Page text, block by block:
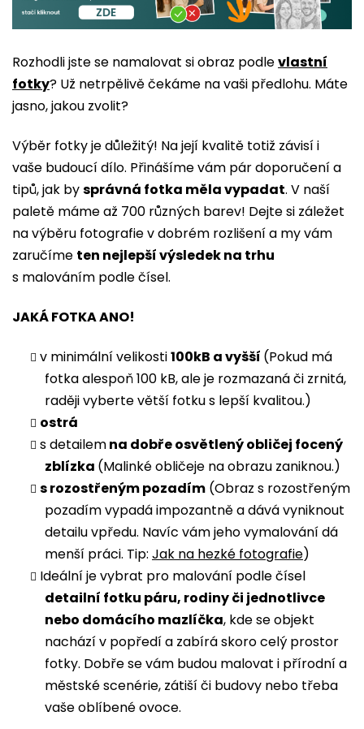
Rozhodli jste se namalovat si obraz podlevlastní
fotky? Už netrpělivě čekáme na vaši předlohu. Máte
jasno, jakou zvolit?
Výběr fotky je důležitý! Na její kvalitě totiž závisí i
vaše budoucí dílo. Přinášíme vám pár doporučení a
tipů, jak bysprávná fotka měla vypadat. V naší
paletě máme až 700 různých barev! Dejte si záležet
na výběru fotografie v dobrém rozlišení a my vám
zaručíme ten nejlepší výsledek na trhu
s malováním podle čísel.
JAKÁ FOTKA ANO!
v minimální velikosti100kB a vyšší (Pokud má
fotka alespoň 100 kB, ale je rozmazaná či zrnitá,
raději vyberte větší fotku s lepší kvalitou.)
ostrá
s detailemna dobře osvětlený obličej focený
zblízka (Malinké obličeje na obrazu zaniknou.)
s rozostřeným pozadím (Obraz s rozostřeným
pozadím vypadá impozantně a dává vyniknout
detailu vpředu. Navíc vám jeho vymalování dá
menší práci. Tip: Jak na hezké fotografie)
Ideální je vybrat pro malování podle čísel
detailní fotku páru, rodiny či jednotlivce
nebo domácího mazlíčka, kde se objekt
nachází v popředí a zabírá skoro celý prostor
fotky. Dobře se vám budou malovat i přírodní a
městské scenérie, zátiší či budovy nebo třeba
vaše oblíbené ovoce.